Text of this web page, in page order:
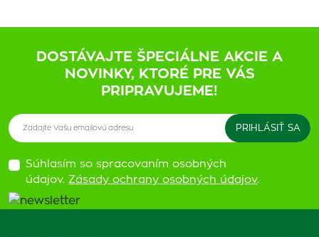
DOSTÁVAJTE ŠPECIÁLNE AKCIE A
NOVINKY, KTORÉ PRE VÁS
PRIPRAVUJEME!
Súhlasím so spracovaním osobných
údajov. Zásady ochrany osobných údajov.